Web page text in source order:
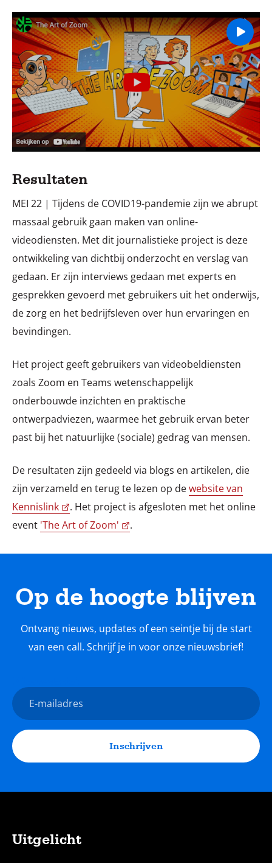
Afspelen:
Resultaten
MEI 22 | Tijdens de COVID19-pandemie zijn we abrupt
massaal gebruik gaan maken van online-
videodiensten. Met dit journalistieke project is deze
ontwikkeling van dichtbij onderzocht en verslag van
gedaan. Er zijn interviews gedaan met experts en
gesprekken gevoerd met gebruikers uit het onderwijs,
de zorg en het bedrijfsleven over hun ervaringen en
bevindingen.
Het project geeft gebruikers van videobeldiensten
zoals Zoom en Teams wetenschappelijk
onderbouwde inzichten en praktische
ontwerpadviezen, waarmee het gebruik ervan beter
past bij het natuurlijke (sociale) gedrag van mensen.
De resultaten zijn gedeeld via blogs en artikelen, die
zijn verzameld en terug te lezen op dewebsite van
Kennislink
. Het project is afgesloten met het online
event 'The Art of Zoom' .
Op de hoogte blijven
Ontvang nieuws, updates of een seintje bij de start
van een call. Schrijf je in voor onze nieuwsbrief!
E-
mailadres
Inschrijven
Uitgelicht